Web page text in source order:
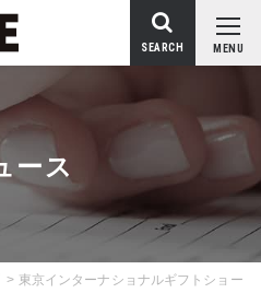
MENU
SEARCH
ース
> 東京インターナショナルギフトショー